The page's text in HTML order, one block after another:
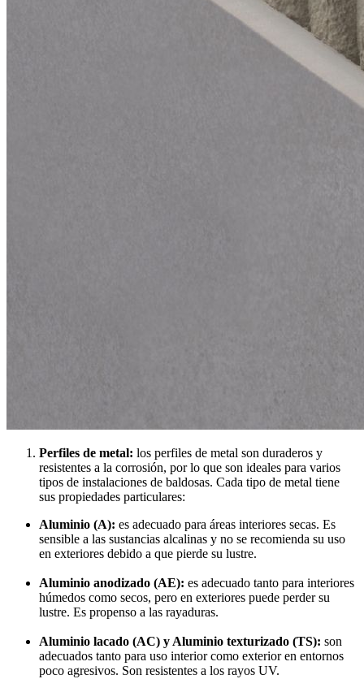
Perfiles de metal: los perfiles de metal son duraderos y
resistentes a la corrosión, por lo que son ideales para varios
tipos de instalaciones de baldosas. Cada tipo de metal tiene
sus propiedades particulares:
Aluminio (A): es adecuado para áreas interiores secas. Es
sensible a las sustancias alcalinas y no se recomienda su uso
en exteriores debido a que pierde su lustre.
Aluminio anodizado (AE): es adecuado tanto para interiores
húmedos como secos, pero en exteriores puede perder su
lustre. Es propenso a las rayaduras.
Aluminio lacado (AC) y Aluminio texturizado (TS): son
adecuados tanto para uso interior como exterior en entornos
poco agresivos. Son resistentes a los rayos UV.